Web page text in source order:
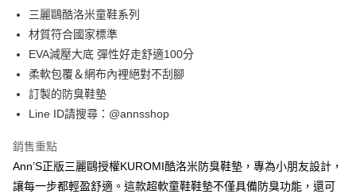
上海商業儲蓄銀行
國泰世華商業銀行
臺灣中小企業銀行
匯豐（台灣）商業銀行
聯邦商業銀行
元大商業銀行
玉山商業銀行
台灣樂天信用卡公司
華南商業銀行
上海商業儲蓄銀行
國泰世華商業銀行
兆豐國際商業銀行
臺灣中小企業銀行
匯豐（台灣）商業銀行
聯邦商業銀行
元大商業銀行
玉山商業銀行
台灣樂天信用卡公司
購物金
超商取貨付款
LINE Pay
Apple Pay
Google Pay
三麗鷗酷洛米童鞋系列
材質符合國家標準
EVA減壓大底 彈性好走舒適100分
柔軟包覆＆網布內裡絕對不刮腳
訂製的防臭鞋墊
Line ID請搜尋：@annsshop
銷售重點
Ann’S正版三麗鷗授權KUROMI酷洛米防臭鞋墊，專為小朋友設計，
讓每一步都輕盈舒適。這款超軟童鞋鞋墊不僅具備防臭功能，還可